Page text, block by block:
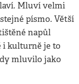
Mluví velmi
písmo. Větší
napůl
i kulturně je to
mluvilo jako